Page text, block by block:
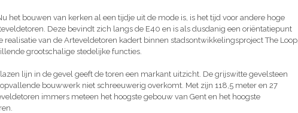
het bouwen van kerken al een tijdje uit de mode is, is het tijd voor andere hoge
Deze bevindt zich langs de E40 en is als dusdanig een oriëntatiepunt
van de Arteveldetoren kadert binnen stadsontwikkelingsproject The Loop,
grootschalige stedelijke functies.
lijn in de gevel geeft de toren een markant uitzicht. De grijswitte gevelsteen
bouwwerk niet schreeuwerig overkomt. Met zijn 118,5 meter en 27
immers meteen het hoogste gebouw van Gent en het hoogste